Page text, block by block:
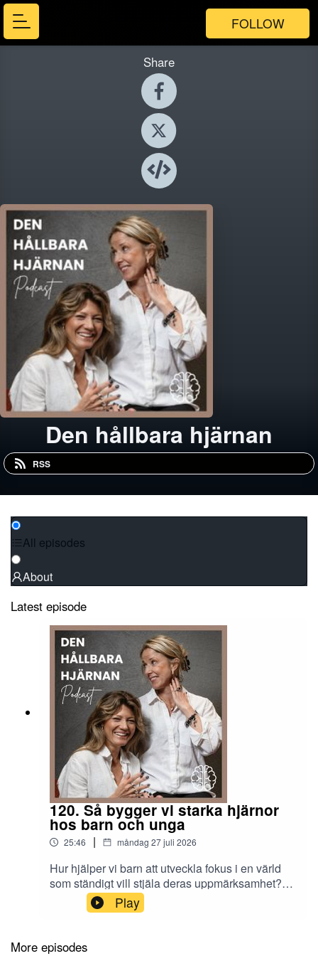
FOLLOW
Share
Den hållbara hjärnan
RSS
All episodes
About
Latest episode
120. Så bygger vi starka hjärnor
hos barn och unga
25:46 | måndag 27 juli 2026
Hur hjälper vi barn att utveckla fokus i en värld
som ständigt vill stjäla deras uppmärksamhet?
Det är frågan Gabriella utforskar i veckans avsnitt
där hon möter två gäster som från olika håll
bättre förutsättningar att lära, utvecklas och må
Play
More episodes